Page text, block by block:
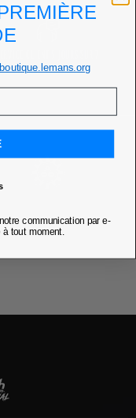
boutique.lemans.org
communication par e-
tout moment.